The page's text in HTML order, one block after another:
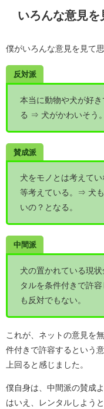
いろんな意見を
僕がいろんな意見を見て
反対派
本当に動物や犬が好
る ⇒ 犬がかわいそう
賛成派
犬をモノとは考えて
等考えている。⇒ 犬
いの？となる。
中間派
犬の置かれている現
タルを条件付きで許
も反対でもない。
これが、ネットの意見を
件付きで許容するという
上回ると感じました。
僕自身は、中間派の賛成
はいえ、レンタルしよう